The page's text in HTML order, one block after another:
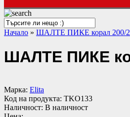
Начало » ШАЛТЕ ПИКЕ корал 200/
ШАЛТЕ ПИКЕ
Марка: Elita
Код на продукта: TKO133
Наличност: В наличност